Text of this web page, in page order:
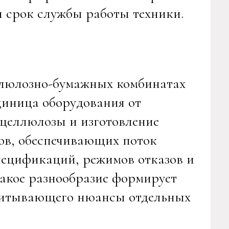
срок службы работы техники.
бумажных комбинатах
оборудования от
и изготовление
обеспечивающих поток
режимов отказов и
разнообразие формирует
нюансы отдельных